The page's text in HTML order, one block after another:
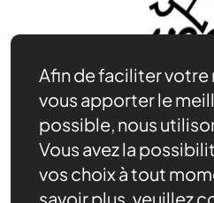
Être bénévole
Nos ressources
Afin de faciliter votre
vous apporter le
possible, nous
Vous avez la
vos choix à tout
savoir plus, veuillez